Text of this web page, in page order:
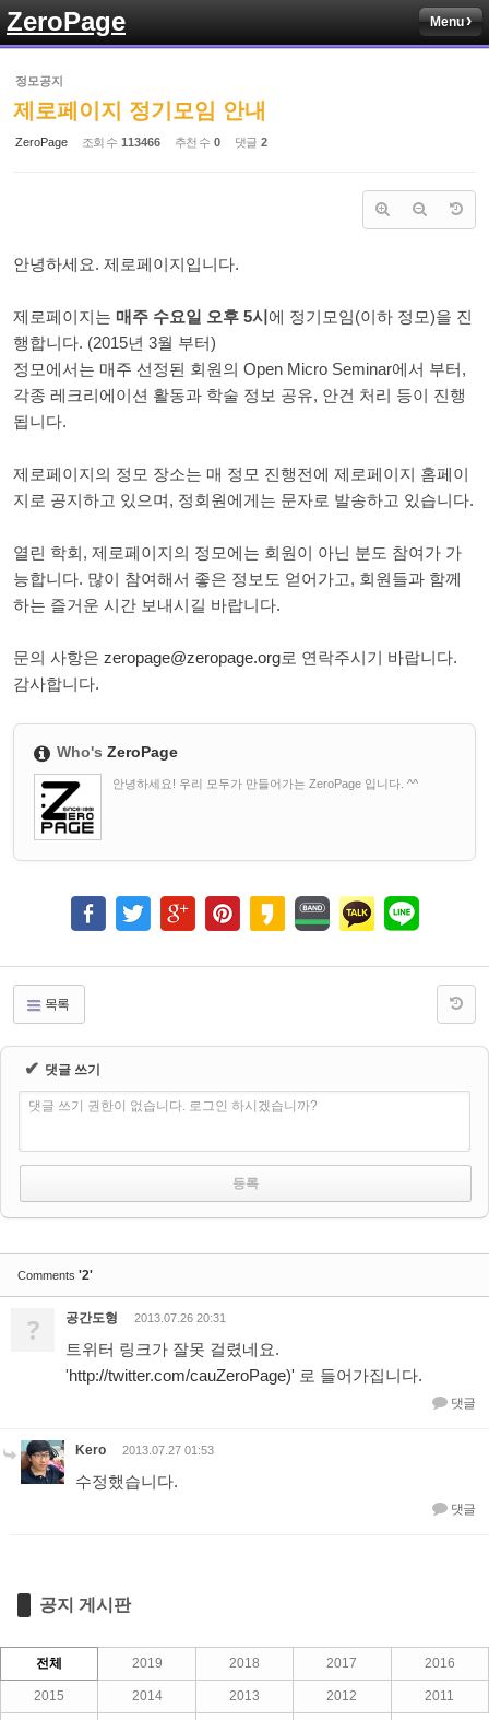
ZeroPage Menu
정모공지
제로페이지 정기모임 안내
ZeroPage 조회 수 113466 추천 수 0 댓글 2
안녕하세요. 제로페이지입니다.
제로페이지는 매주 수요일 오후 5시에 정기모임(이하 정모)을 진
행합니다. (2015년 3월 부터)
정모에서는 매주 선정된 회원의 Open Micro Seminar에서 부터,
각종 레크리에이션 활동과 학술 정보 공유, 안건 처리 등이 진행
됩니다.
제로페이지의 정모 장소는 매 정모 진행전에 제로페이지 홈페이
지로 공지하고 있으며, 정회원에게는 문자로 발송하고 있습니다.
열린 학회, 제로페이지의 정모에는 회원이 아닌 분도 참여가 가
능합니다. 많이 참여해서 좋은 정보도 얻어가고, 회원들과 함께
하는 즐거운 시간 보내시길 바랍니다.
문의 사항은 zeropage@zeropage.org로 연락주시기 바랍니다.
감사합니다.
Who'sZeroPage
안녕하세요! 우리 모두가 만들어가는 ZeroPage 입니다. ^^
목록
✔ 댓글 쓰기
댓글 쓰기 권한이 없습니다. 로그인 하시겠습니까?
Comments '2'
? 공간도형 2013.07.26 20:31
트위터 링크가 잘못 걸렸네요.
'http://twitter.com/cauZeroPage)' 로 들어가집니다.
댓글
Kero 2013.07.27 01:53
수정했습니다.
댓글
공지 게시판
전체 2019 2018 2017 2016
2015 2014 2013 2012 2011
Sketchbook5, 스케치북5
Sketchbook5, 스케치북5